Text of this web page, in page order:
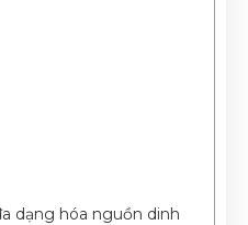
dạng hóa nguồn dinh